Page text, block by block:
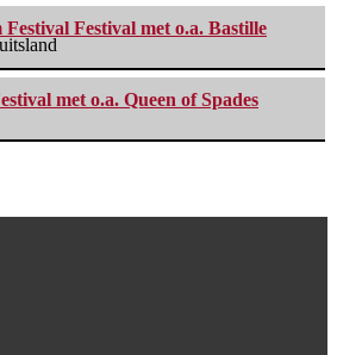
Festival met o.a. Bastille
met o.a. Queen of Spades